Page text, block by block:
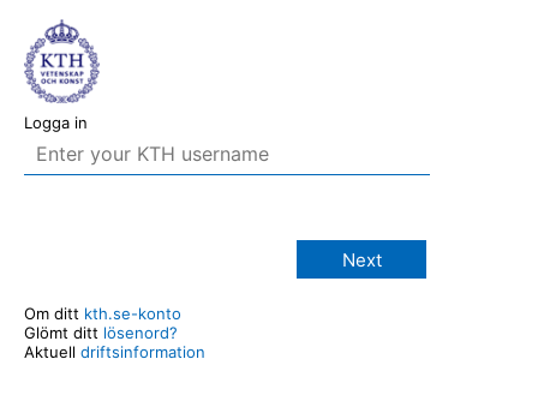
Logga in
Next
Om ditt kth.se-konto
Glömt ditt lösenord?
Aktuell driftsinformation